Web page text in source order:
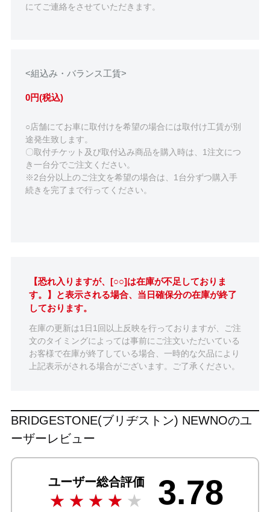
にてご連絡をさせていただきます。
<組込み・バランス工賃>
0円(税込)
○店舗にてお車に取付けを希望の場合には取付け工賃が別
途発生致します。
〇取付チケット及び取付込み商品を購入時は、1注文につ
き一台分でご注文ください。
※2台分以上のご注文を希望の場合は、1台分ずつ購入手
続きを完了まで行ってください。
【恐れ入りますが、[○○]は在庫が不足しておりま
す。】と表示される場合、当日確保分の在庫が終了
しております。
在庫の更新は1日1回以上反映を行っておりますが、ご注
文のタイミングによっては事前にご注文いただいている
お客様で在庫が終了している場合、一時的な欠品により
上記表示がされる場合がございます。ご了承ください。
BRIDGESTONE(ブリヂストン) NEWNOのユ
ーザーレビュー
ユーザー総合評価 3.78